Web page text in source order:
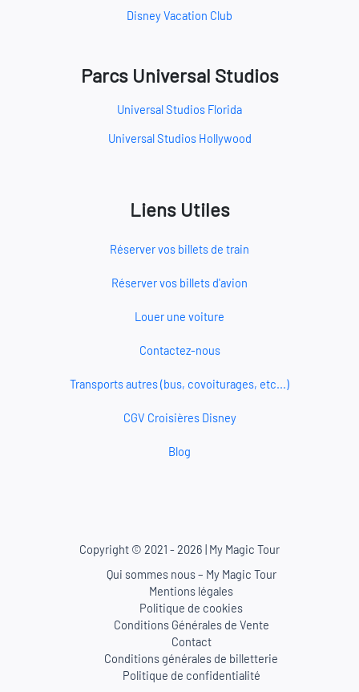
Disney Vacation Club
Parcs Universal Studios
Universal Studios Florida
Universal Studios Hollywood
Liens Utiles
Réserver vos billets de train
Réserver vos billets d'avion
Louer une voiture
Contactez-nous
Transports autres (bus, covoiturages, etc...)
CGV Croisières Disney
Blog
Copyright © 2021 - 2026 | My Magic Tour
Qui sommes nous – My Magic Tour
Mentions légales
Politique de cookies
Conditions Générales de Vente
Contact
Conditions générales de billetterie
Politique de confidentialité